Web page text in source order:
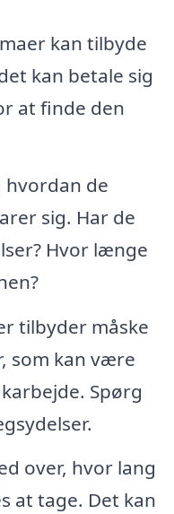
kan tilbyde
kan betale sig
at finde den
hvordan de
sig. Har de
Hvor længe
tilbyder måske
som kan være
Spørg
over, hvor lang
at tage. Det kan